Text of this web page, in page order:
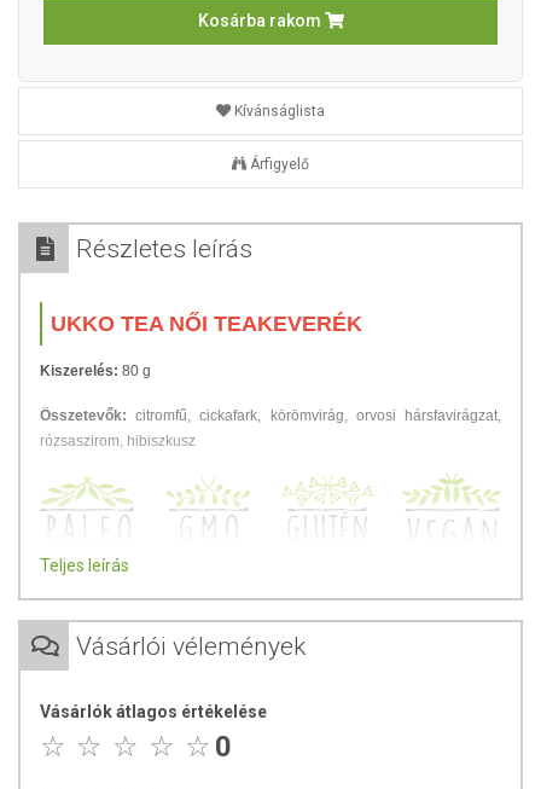
Kosárba rakom
Kívánságlista
Árfigyelő
Részletes leírás
UKKO TEA NŐI TEAKEVERÉK
Kiszerelés: 80 g
Összetevők:citromfű, cickafark, körömvirág, orvosi hársfavirágzat,
rózsaszirom, hibiszkusz
Az UKKO Női Tea természetes megoldás a menstruációs panaszok és
a menstruációs zavarok ellen. Egy jó ízű gyógynövénykeverék, amit
azért hoztunk létre, hogy a mosolyod a menstruáció alatt és előtt is
Ha neked is gyötrelmes a menstruáció; ha késik, kimarad vagy vérzési
Teljes leírás
Vásárlói vélemények
Vásárlók átlagos értékelése
0